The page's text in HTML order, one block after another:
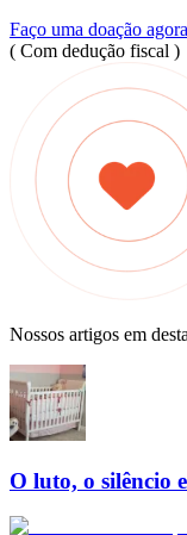
Faço uma doação agora
( Com dedução fiscal )
Nossos artigos em
O luto, o silêncio